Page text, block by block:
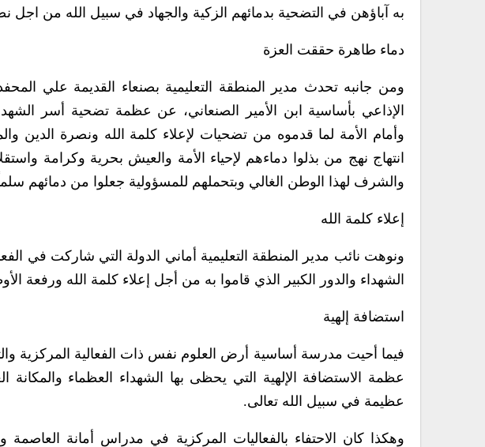
به آباؤهن في التضحية بدمائهم الزكية والجهاد في سبيل الله من اجل
دماء طاهرة حققت العزة
ومن جانبه تحدث مدير المنطقة التعليمية بصنعاء القديمة علي
الإذاعي بأساسية ابن الأمير الصنعاني، عن عظمة تضحية أسر
وأمام الأمة لما قدموه من تضحيات لإعلاء كلمة الله ونصرة الدين
انتهاج نهج من بذلوا دماءهم لإحياء الأمة والعيش بحرية وكرامة
والشرف لهذا الوطن الغالي وبتحملهم للمسؤولية جعلوا من دمائهم
إعلاء كلمة الله
ونوهت نائب مدير المنطقة التعليمية أماني الدولة التي شاركت في
الشهداء والدور الكبير الذي قاموا به من أجل إعلاء كلمة الله ورفعة
استضافة إلهية
فيما أحيت مدرسة أساسية أرض العلوم نفس ذات الفعالية المركزية
عظمة الاستضافة الإلهية التي يحظى بها الشهداء العظماء والمكانة
عظيمة في سبيل الله تعالى.
وهكذا كان الاحتفاء بالفعاليات المركزية في مدراس أمانة العاصمة